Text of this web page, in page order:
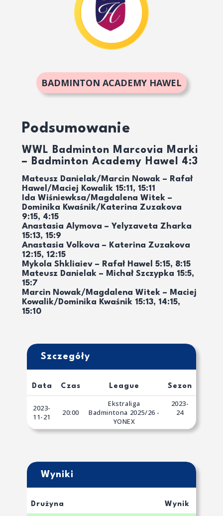
BADMINTON ACADEMY HAWEL
Podsumowanie
WWL Badminton Marcovia Marki
– Badminton Academy Hawel 4:3
Mateusz Danielak/Marcin Nowak – Rafał
Hawel/Maciej Kowalik 15:11, 15:11
Ida Wiśniewksa/Magdalena Witek –
Dominika Kwaśnik/Katerina Zuzakova
9:15, 4:15
Anastasia Alymova – Yelyzaveta Zharka
15:13, 15:9
Anastasia Volkova – Katerina Zuzakova
12:15, 12:15
Mykola Shkliaiev – Rafał Hawel 5:15, 8:15
Mateusz Danielak – Michał Szczypka 15:5,
15:7
Marcin Nowak/Magdalena Witek – Maciej
Kowalik/Dominika Kwaśnik 15:13, 14:15,
15:10
Szczegóły
Data Czas League Sezon
2023-
11-21
20:00
Ekstraliga
Badmintona 2025/26 -
YONEX
2023-
24
Wyniki
Drużyna Wynik